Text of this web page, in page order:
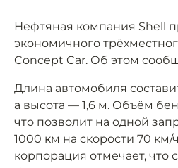
Нефтяная компания Shell
экономичного
Concept Car. Об этом
Длина автомобиля
а высота — 1,6 м. Объём
что позволит на одной
1000 км на скорости 70
корпорация отмечает, что